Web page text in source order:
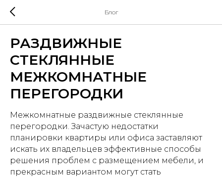
Блог
РАЗДВИЖНЫЕ
СТЕКЛЯННЫЕ
МЕЖКОМНАТНЫЕ
ПЕРЕГОРОДКИ
Межкомнатные раздвижные стеклянные
перегородки. Зачастую недостатки
планировки квартиры или офиса заставляют
искать их владельцев эффективные способы
решения проблем с размещением мебели, и
прекрасным вариантом могут стать